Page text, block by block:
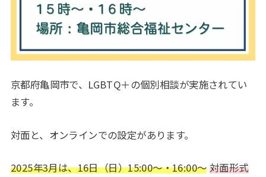
京都府亀岡市で、LGBTQ＋の個別相談が実施されてい
ます。
対面と、オンラインでの設定があります。
2025年3月は、16日（日）15:00～・16:00～ 対面形式